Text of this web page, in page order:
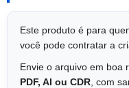
Este produto é para
você pode contratar a
Envie o arquivo em boa
PDF, AI ou CDR , com